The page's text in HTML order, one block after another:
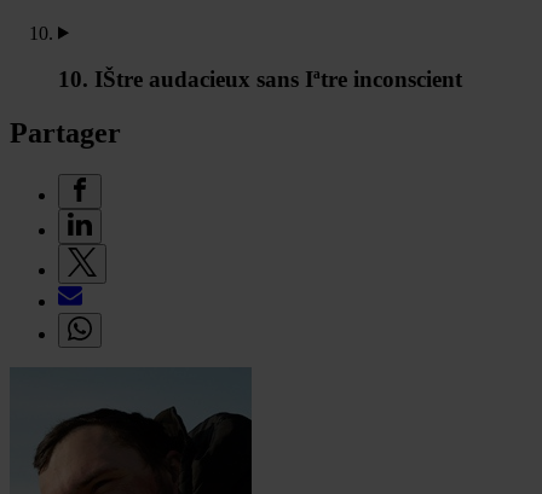
10. IŠtre audacieux sans Iªtre inconscient
Partager